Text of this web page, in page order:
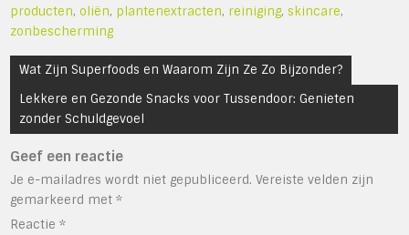
producten,oliën, plantenextracten, reiniging,skincare,
zonbescherming
Bericht
navigatie
Wat Zijn Superfoods en Waarom Zijn Ze Zo Bijzonder?
Lekkere en Gezonde Snacks voor Tussendoor: Genieten
zonder Schuldgevoel
Geef een reactie
Je e-mailadres wordt niet gepubliceerd. Vereiste velden zijn
gemarkeerd met*
Reactie*